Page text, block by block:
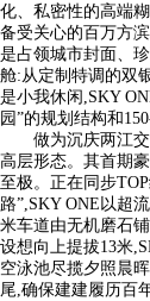
化、私密性的高端
备受关心的百万方
是占领城市封面、
舱:从定制特调的双
是小我休闲,SKY
园”的规划结构和
做为沉庆两江交
高层形态。其首期
至极。正在同步
路”,SKY ONE以超
米车道由无机磨石
设想向上提拔13米
空泳池尽揽夕照晨
尾,确保建建履历百